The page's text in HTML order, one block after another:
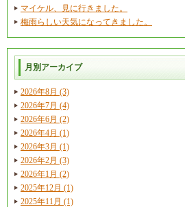
マイケル、見に行きました。
梅雨らしい天気になってきました。
月別アーカイブ
2026年8月 (3)
2026年7月 (4)
2026年6月 (2)
2026年4月 (1)
2026年3月 (1)
2026年2月 (3)
2026年1月 (2)
2025年12月 (1)
2025年11月 (1)